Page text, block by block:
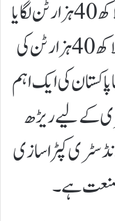
پیداوار کا ابتدائی تخمینہ 8 کروڑ 47 لاکھ 40 ہزار ٹن لگایا
گیا ہے جو پچھلے سال کی 8 کروڑ 42 لاکھ 40 ہزار ٹن کی
پاکستان کی ایک اہم
کے لیے ریڑھ
کپڑا سازی
ہے۔